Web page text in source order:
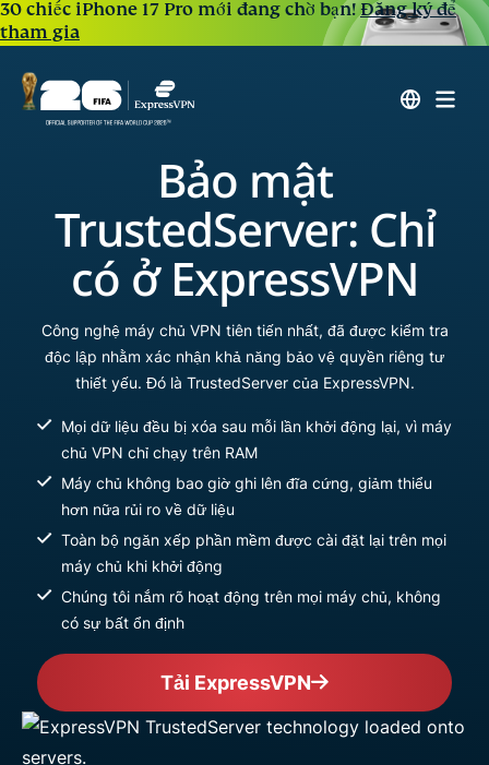
30 chiếc iPhone 17 Pro mới đang chờ bạn!Đăng ký để
tham gia
Bảo mật
TrustedServer: Chỉ
có ở ExpressVPN
Công nghệ máy chủ VPN tiên tiến nhất, đã được kiểm tra
độc lập nhằm xác nhận khả năng bảo vệ quyền riêng tư
thiết yếu. Đó là TrustedServer của ExpressVPN.
Mọi dữ liệu đều bị xóa sau mỗi lần khởi động lại, vì máy
chủ VPN chỉ chạy trên RAM
Máy chủ không bao giờ ghi lên đĩa cứng, giảm thiểu
hơn nữa rủi ro về dữ liệu
Toàn bộ ngăn xếp phần mềm được cài đặt lại trên mọi
máy chủ khi khởi động
Chúng tôi nắm rõ hoạt động trên mọi máy chủ, không
có sự bất ổn định
Tải ExpressVPN